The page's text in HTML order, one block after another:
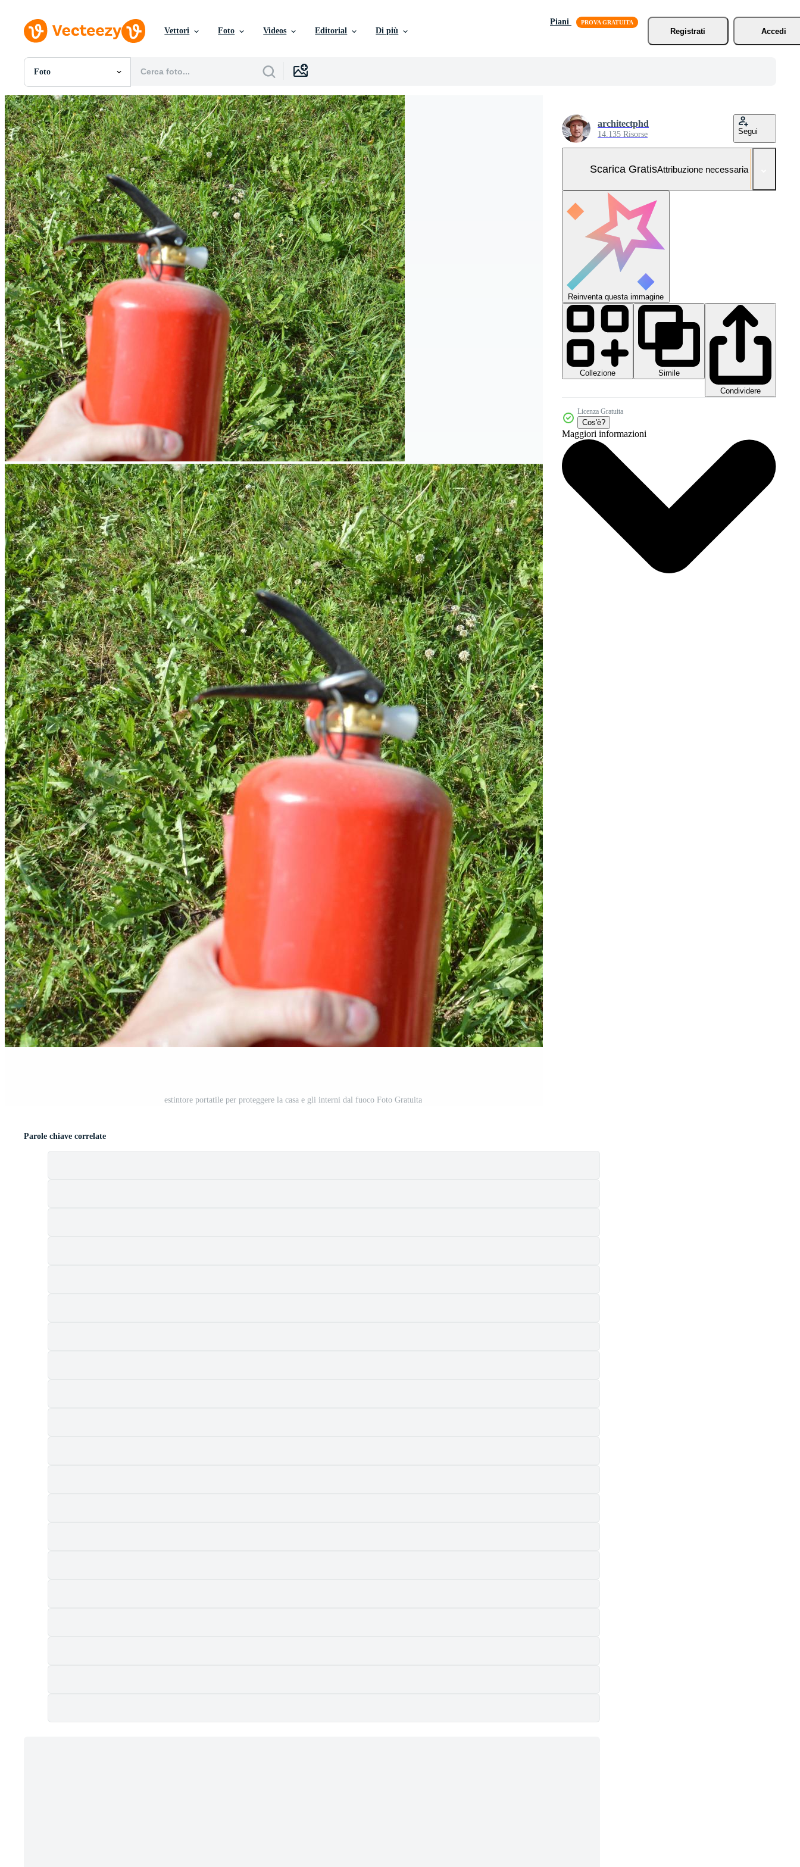
Vettori Foto Videos Editorial Di più
Piani
Registrati
Accedi
Foto
Tutte Immagini
Foto
PNGs
PSDs
SVGs
Modelli
Vettori
Videos
Motion graphics
Immagini Editoriali
Eventi Editoriali
estintore portatile per proteggere la casa e gli interni dal fuoco Foto Gratuita
architectphd
14.135 Risorse Segui
Scarica GratisAttribuzione necessaria
Reinventa questa immagine
Collezione
Simile
Condividere
Licenza Gratuita
Cos'è?
Maggiori informazioni
Parole chiave correlate